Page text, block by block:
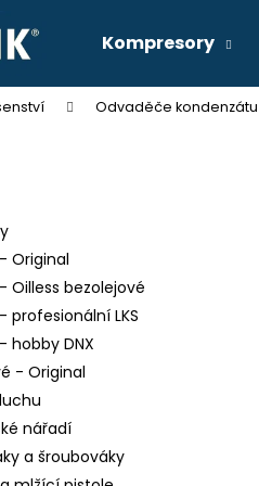
Kompresory
Odvaděče kondenzátu
Original
Oilless bezolejové
profesionální LKS
hobby DNX
- Original
nářadí
a šroubováky
17/270